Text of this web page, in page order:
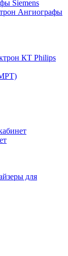
Siemens
Ангиографы
КТ Philips
для